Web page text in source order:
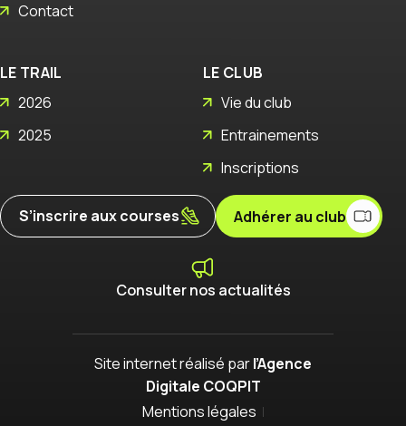
Contact
LE TRAIL
2026
2025
LE CLUB
Vie du club
Entrainements
Inscriptions
S’inscrire aux courses Adhérer au club
Consulter nos actualités
Site internet réalisé parl’Agence
Digitale COQPIT
Mentions légales